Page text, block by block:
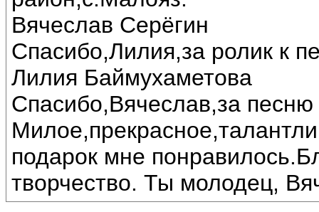
Вячеслав Серёгин
Спасибо,Лилия,за ролик к
Лилия Баймухаметова
Спасибо,Вячеслав,за песню
подарок мне
творчество. Ты молодец,